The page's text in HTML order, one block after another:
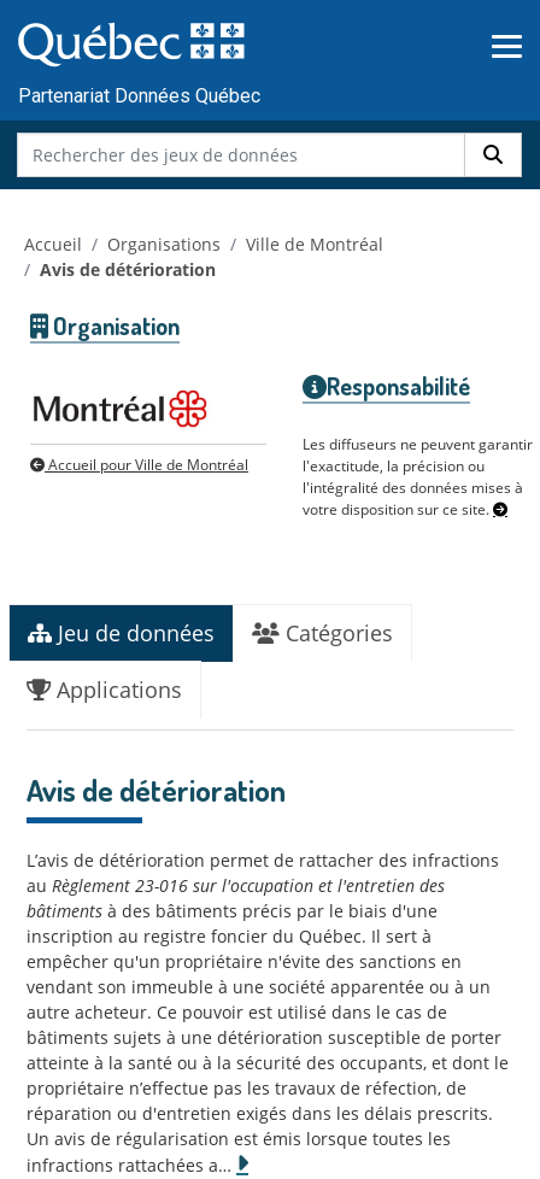
au
contenu
Partenariat Données Québec
Accueil Organisations
Ville de Montréal
Avis de détérioration
Organisation
Accueil pour Ville de Montréal
Responsabilité
Les diffuseurs ne peuvent garantir
l'exactitude, la précision ou
l'intégralité des données mises à
votre disposition sur ce site.
Jeu de données
Catégories
Applications
Avis de détérioration
L’avis de détérioration permet de rattacher des infractions
au Règlement 23-016 sur l'occupation et l'entretien des
bâtiments à des bâtiments précis par le biais d'une
inscription au registre foncier du Québec. Il sert à
empêcher qu'un propriétaire n'évite des sanctions en
vendant son immeuble à une société apparentée ou à un
autre acheteur. Ce pouvoir est utilisé dans le cas de
bâtiments sujets à une détérioration susceptible de porter
atteinte à la santé ou à la sécurité des occupants, et dont le
propriétaire n’effectue pas les travaux de réfection, de
réparation ou d'entretien exigés dans les délais prescrits.
Un avis de régularisation est émis lorsque toutes les
infractions rattachées a…